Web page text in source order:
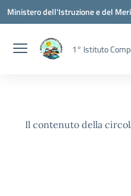
Vai ai contenuti
Vai al menu di navigazione
Vai al footer
Ministero dell'Istruzione e del
1° Istituto
Il contenuto della